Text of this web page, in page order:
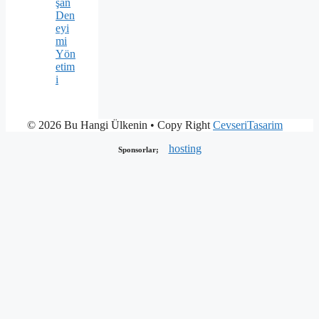
şan
Den
eyi
mi
Yön
etim
i
© 2026 Bu Hangi Ülkenin • Copy Right CevseriTasarim
Sponsorlar; hosting